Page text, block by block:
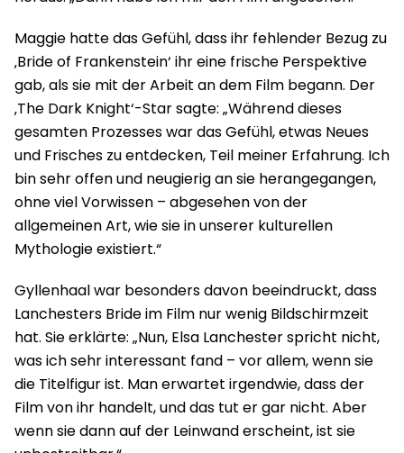
Maggie hatte das Gefühl, dass ihr fehlender Bezug zu
‚Bride of Frankenstein‘ ihr eine frische Perspektive
gab, als sie mit der Arbeit an dem Film begann. Der
‚The Dark Knight‘-Star sagte: „Während dieses
gesamten Prozesses war das Gefühl, etwas Neues
und Frisches zu entdecken, Teil meiner Erfahrung. Ich
bin sehr offen und neugierig an sie herangegangen,
ohne viel Vorwissen – abgesehen von der
allgemeinen Art, wie sie in unserer kulturellen
Mythologie existiert.“
Gyllenhaal war besonders davon beeindruckt, dass
Lanchesters Bride im Film nur wenig Bildschirmzeit
hat. Sie erklärte: „Nun, Elsa Lanchester spricht nicht,
was ich sehr interessant fand – vor allem, wenn sie
die Titelfigur ist. Man erwartet irgendwie, dass der
Film von ihr handelt, und das tut er gar nicht. Aber
wenn sie dann auf der Leinwand erscheint, ist sie